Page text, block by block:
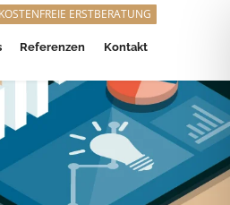
KOSTENFREIE ERSTBERATUNG
Referenzen Kontakt